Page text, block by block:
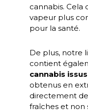
cannabis.
vapeur plus
pour la santé.
De plus, notre
contient
cannabis
obtenus en
directement
fraîches et non